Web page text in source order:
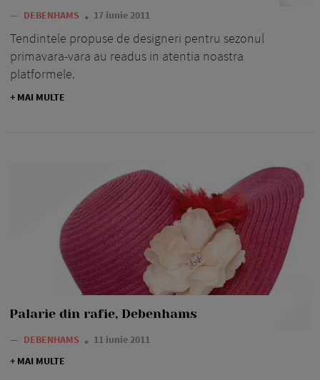
— DEBENHAMS 17 iunie 2011
Tendintele propuse de designeri pentru sezonul
primavara-vara au readus in atentia noastra
platformele.
+ MAI MULTE
Palarie din rafie, Debenhams
— DEBENHAMS
11 iunie 2011
+ MAI MULTE